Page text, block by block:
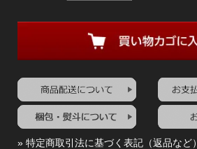
» 特定商取引法に基づく表記（返品など）